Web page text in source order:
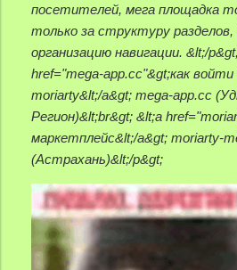
посетителей, мега площадка
только за структуру
организацию навигации. &lt;/
href="mega-app.cc"&gt;как войти
moriarty&lt;/a&gt; mega-app.cc
Регион)&lt;br&gt; &lt;a
маркетплейс&lt;/a&gt; moriarty-
(Астрахань)&lt;/p&gt;